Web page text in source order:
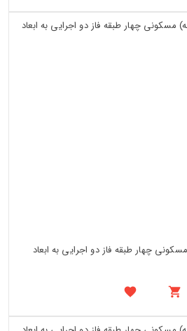
چهار طبقه فاز دو اجرایی به ابعاد